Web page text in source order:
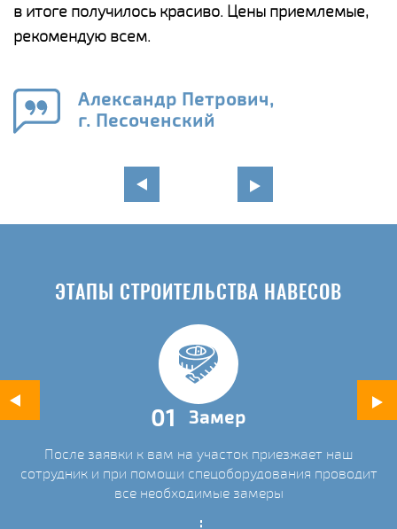
в итоге получилось красиво. Цены приемлемые,
рекомендую всем.
Александр Петрович,
г. Песоченский
ЭТАПЫ СТРОИТЕЛЬСТВА НАВЕСОВ
01 Замер
После заявки к вам на участок приезжает наш
сотрудник и при помощи спецоборудования проводит
все необходимые замеры